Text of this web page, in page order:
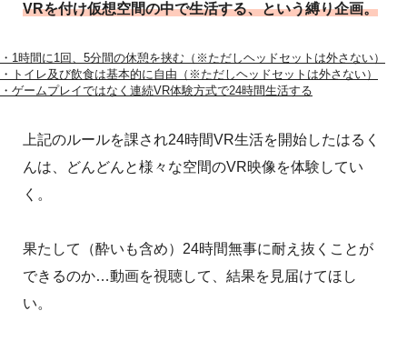
VRを付け仮想空間の中で生活する、という縛り企画。
・1時間に1回、5分間の休憩を挟む（※ただしヘッドセットは外さない）
・トイレ及び飲食は基本的に自由（※ただしヘッドセットは外さない）
・ゲームプレイではなく連続VR体験方式で24時間生活する
上記のルールを課され24時間VR生活を開始したはるく
んは、どんどんと様々な空間のVR映像を体験してい
く。
果たして（酔いも含め）24時間無事に耐え抜くことが
できるのか…動画を視聴して、結果を見届けてほし
い。